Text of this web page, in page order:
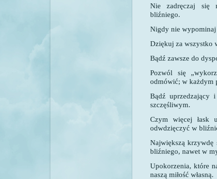
Nie zadręczaj się
bliźniego.
Nigdy nie wypominaj
Dziękuj za wszystko
Bądź zawsze do
Pozwól się
odmówić; w każdym
Bądź uprzedzający
szczęśliwym.
Czym więcej łask
odwdzięczyć w
Największą
bliźniego, nawet w
Upokorzenia, które
naszą miłość własną.